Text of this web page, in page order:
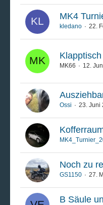
MK4
kledano 22.
MK66 12.
Ossi 23. Juni
Noch zu
GS1150 27.
B Säule